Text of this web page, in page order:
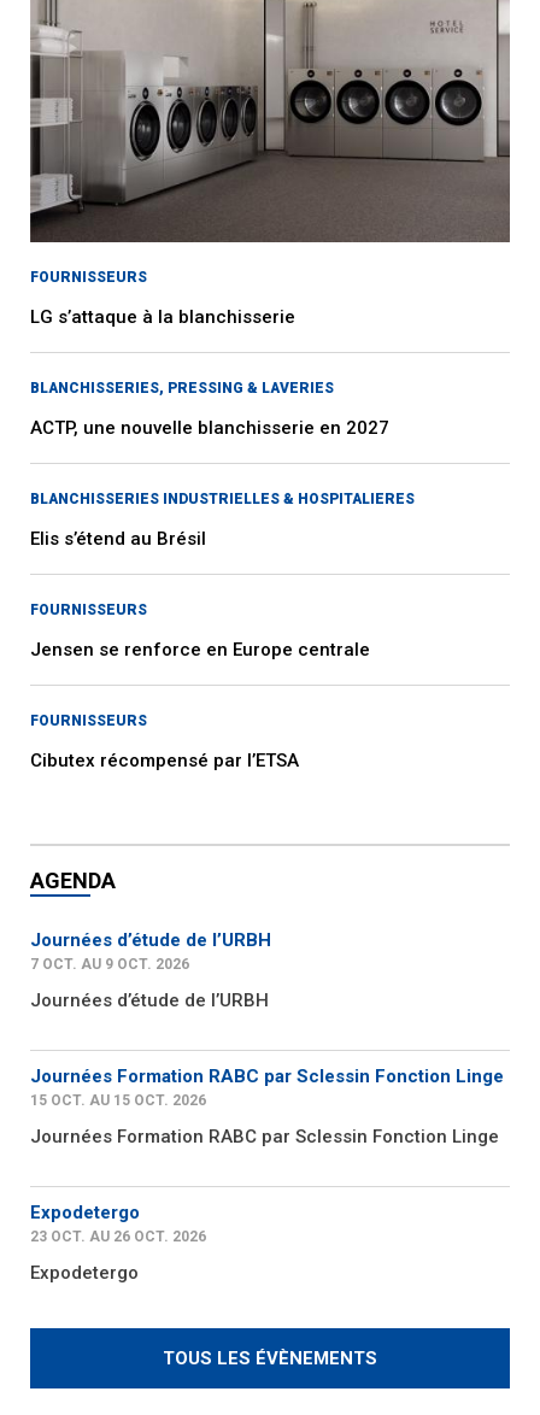
FOURNISSEURS
LG s’attaque à la blanchisserie
BLANCHISSERIES, PRESSING & LAVERIES
ACTP, une nouvelle blanchisserie en 2027
BLANCHISSERIES INDUSTRIELLES & HOSPITALIERES
Elis s’étend au Brésil
FOURNISSEURS
Jensen se renforce en Europe centrale
FOURNISSEURS
Cibutex récompensé par l’ETSA
AGENDA
Journées d’étude de l’URBH
7 OCT. AU 9 OCT. 2026
Journées d’étude de l’URBH
Journées Formation RABC par Sclessin Fonction Linge
15 OCT. AU 15 OCT. 2026
Journées Formation RABC par Sclessin Fonction Linge
Expodetergo
23 OCT. AU 26 OCT. 2026
Expodetergo
TOUS LES ÉVÈNEMENTS